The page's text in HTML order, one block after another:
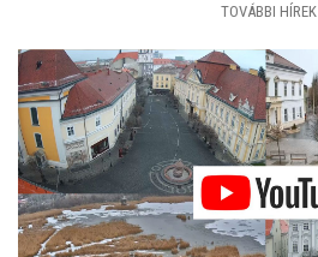
TOVÁBBI HÍREK